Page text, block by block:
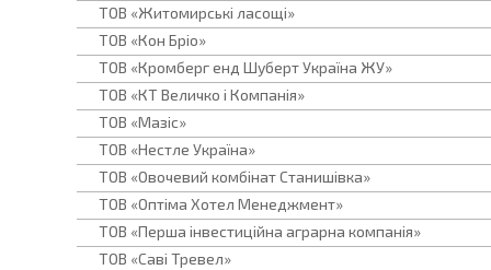
ТОВ «Житомирські ласощі»
ТОВ «Кон Бріо»
ТОВ «Кромберг енд Шуберт Україна ЖУ»
ТОВ «КТ Величко і Компанія»
ТОВ «Мазіс»
ТОВ «Нестле Україна»
ТОВ «Овочевий комбінат Станишівка»
ТОВ «Оптіма Хотел Менеджмент»
ТОВ «Перша інвестиційна аграрна компанія»
ТОВ «Саві Тревел»